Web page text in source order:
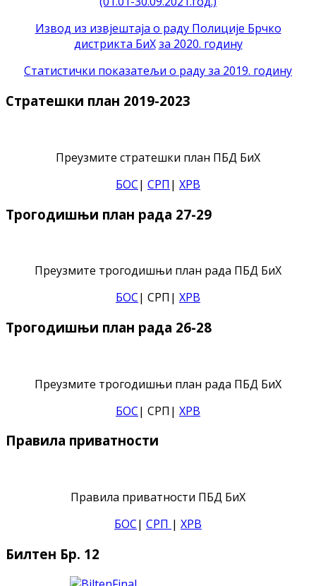
Извод из извјештаја о раду Полиције Брчко
дистрикта БиХ за 2020. годину
Статистички показатељи о раду за 2019. годину
Стратешки план 2019-2023
Преузмите стратешки план ПБД БиХ
БОС| СРП | ХРВ
Трогодишњи план рада 27-29
Преузмите трогодишњи план рада ПБД БиХ
БОС| СРП| ХРВ
Трогодишњи план рада 26-28
Преузмите трогодишњи план рада ПБД БиХ
БОС| СРП| ХРВ
Правила приватности
Правила приватности ПБД БиХ
БОС| СРП | ХРВ
Билтен Бр. 12